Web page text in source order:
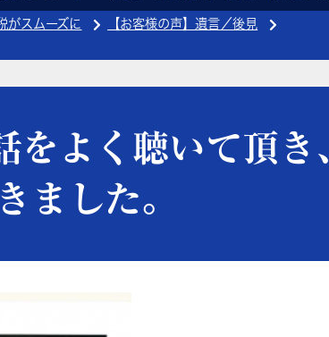
がスムーズに
【お客様の声】遺言／後見
をよく聴いて頂き
ました｡